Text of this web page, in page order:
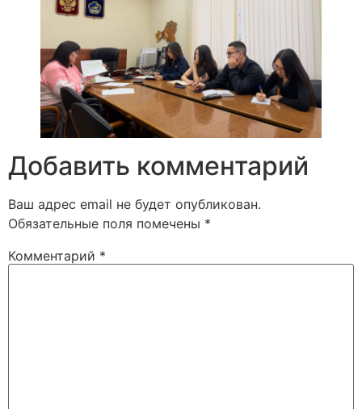
Добавить комментарий
Ваш адрес email не будет опубликован.
Обязательные поля помечены *
Комментарий *